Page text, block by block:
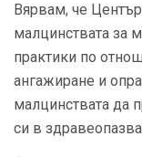
Вярвам, че
малцинствата за
практики по
ангажиране и
малцинствата да
си в